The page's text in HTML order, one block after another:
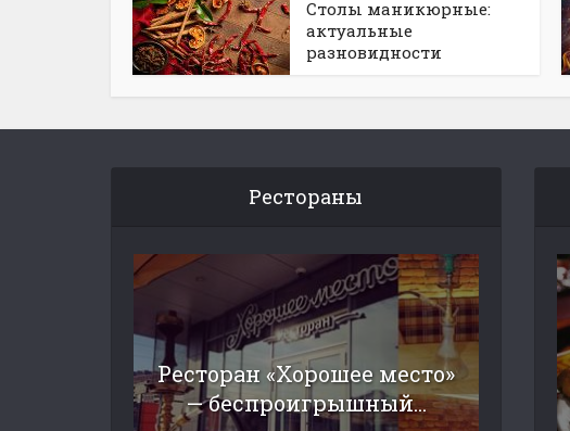
Столы маникюрные:
актуальные
разновидности
Рестораны
Ресторан «Хорошее место»
— беспроигрышный...